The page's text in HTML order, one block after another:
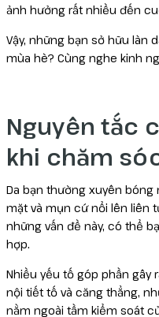
ảnh hưởng rất nhiều đến
Vậy, những bạn sở hữu làn
mùa hè? Cùng nghe kinh
Nguyên tắc
khi chăm
Da bạn thường xuyên bóng
mặt và mụn cứ nổi lên liên
những vấn đề này, có thể
hợp.
Nhiều yếu tố góp phần gây
nội tiết tố và căng thẳng,
nằm ngoài tầm kiểm soát
Wonder
UltraLUX PRO
Reborn